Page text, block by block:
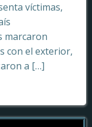
víctimas,
marcaron
con el exterior,
a […]